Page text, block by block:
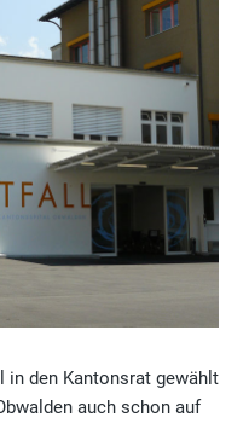
in den Kantonsrat gewählt
auch schon auf